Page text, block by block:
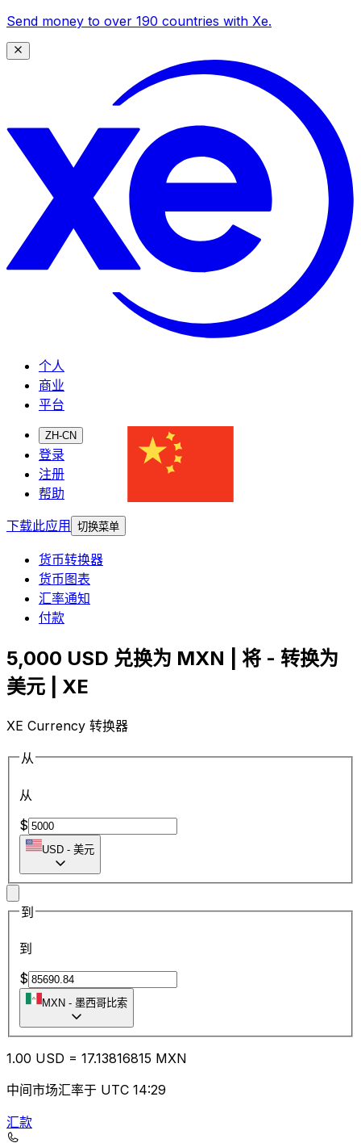
Send money to over 190 countries with Xe.
个人
商业
平台
ZH-CN
登录
注册
帮助
下载此应用
切换菜单
货币转换器
货币图表
汇率通知
付款
5,000 USD 兑换为 MXN | 将 - 转换为
美元 | XE
XE Currency 转换器
从
从
$
USD - 美元
到
到
$
MXN - 墨西哥比索
1.00 USD = 17.13816815 MXN
中间市场汇率于 UTC 14:29
汇款